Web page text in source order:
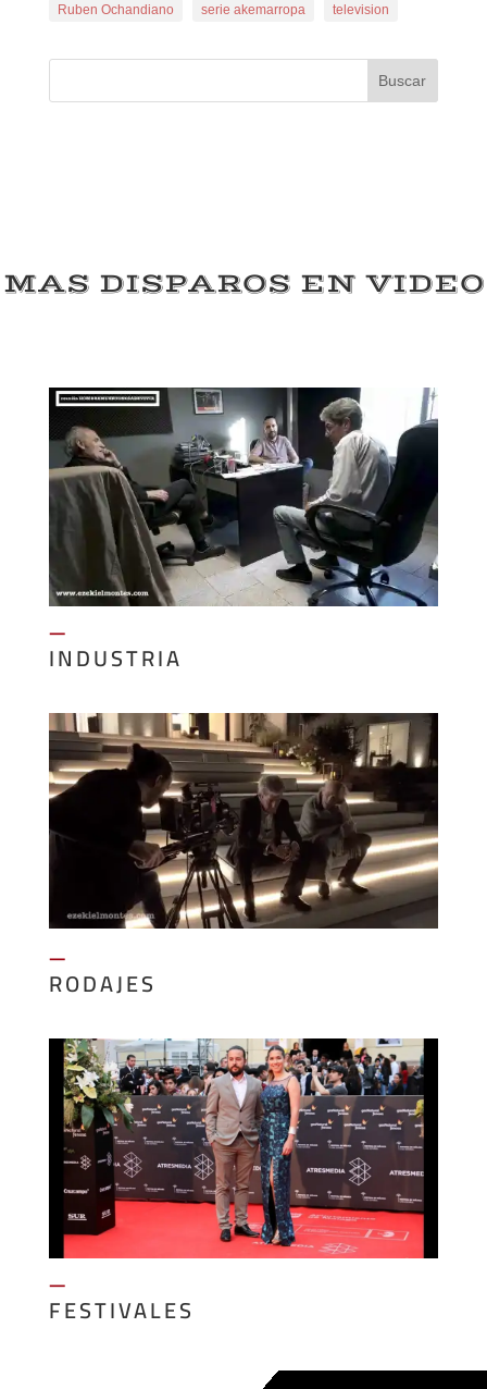
Ruben Ochandiano
serie akemarropa television
Buscar
MAS DISPAROS EN VIDEO
—
INDUSTRIA
—
RODAJES
—
FESTIVALES